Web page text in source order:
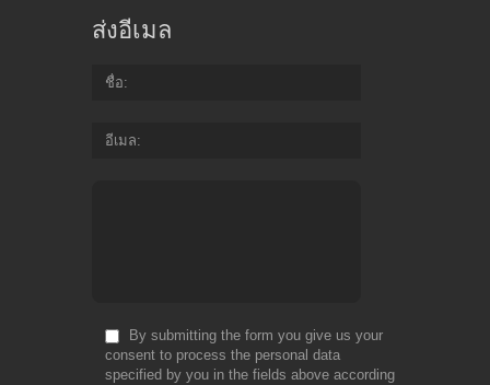
ส่งอีเมล
ชื่อ
อีเมล
By submitting the form you give us your
consent to process the personal data
specified by you in the fields above according